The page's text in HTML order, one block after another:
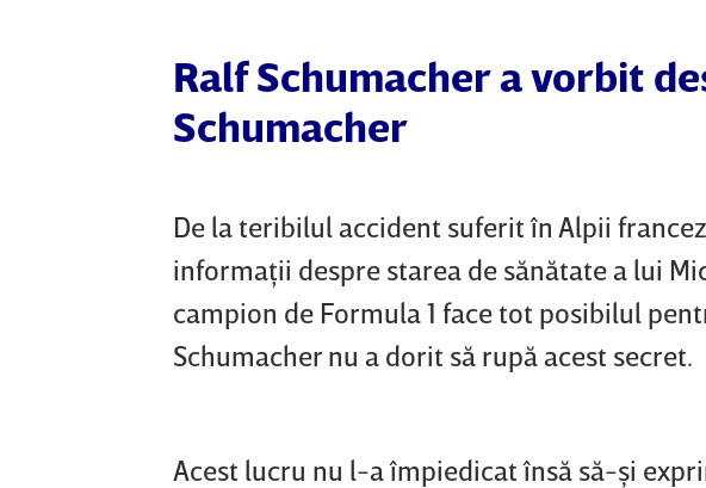
Ralf Schumacher a vorbit
Schumacher
De la teribilul accident suferit în Alpii
informaţii despre starea de sănătate a lui
campion de Formula 1 face tot posibilul
Schumacher nu a dorit să rupă acest secret.
Acest lucru nu l-a împiedicat însă să-şi